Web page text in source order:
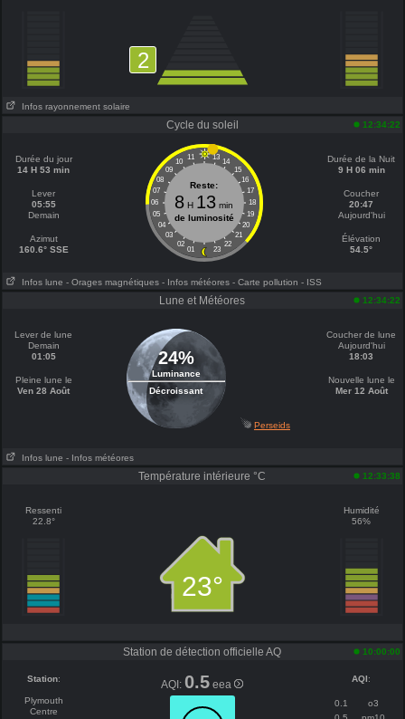
2
Infos rayonnement solaire
Cycle du soleil 12:34:22
Durée du jour
14 H 53 min
Lever
05:55
Demain
Azimut
160.6° SSE
11 13
10
14
09
15
08
16
07
17
06
18
05
19
04
20
03
21
02
22
01 23
Reste:
8 H 13 min
de luminosité
Durée de la Nuit
9 H 06 min
Coucher
20:47
Aujourd'hui
Élévation
54.5°
Infos lune - Orages magnétiques - Infos météores - Carte pollution - ISS
Lune et Météores 12:34:22
Lever de lune
Demain
01:05
Pleine lune le
Ven 28 Août
24%
Luminance
Décroissant
Coucher de lune
Aujourd'hui
18:03
Nouvelle lune le
Mer 12 Août
Perseids
Infos lune - Infos météores
Température intérieure °C 12:33:38
Ressenti
22.8°
23°
Humidité
56%
Station de détection officielle AQ 10:00:00
Station:
Plymouth
Centre
AQI:0.5 eea AQI:
0.1
o3